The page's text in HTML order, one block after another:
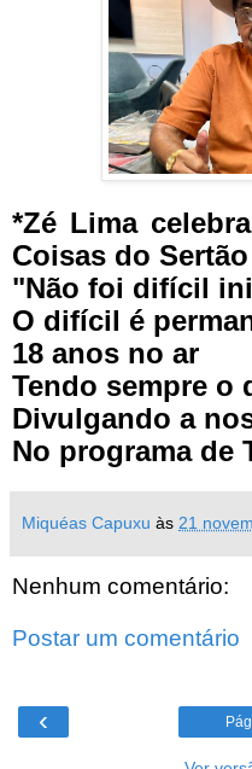
*Zé Lima
Coisas do
"Não foi difícil
O difícil é
18 anos no ar
Tendo sempre o
Divulgando a
No programa de
Miquéas Capuxu às 21
Nenhum comentário:
Postar um comentário
‹